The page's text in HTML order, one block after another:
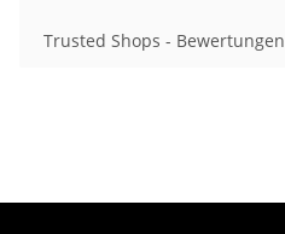
Trusted Shops - Bewertungen